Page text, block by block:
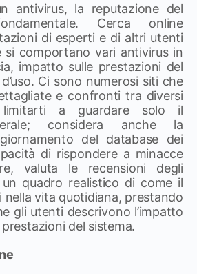
antivirus, la reputazione del
Cerca online
di esperti e di altri utenti
si comportano vari antivirus in
impatto sulle prestazioni del
Ci sono numerosi siti che
e confronti tra diversi
limitarti a guardare solo il
considera anche la
del database dei
di rispondere a minacce
valuta le recensioni degli
quadro realistico di come il
vita quotidiana, prestando
gli utenti descrivono l’impatto
prestazioni del sistema.